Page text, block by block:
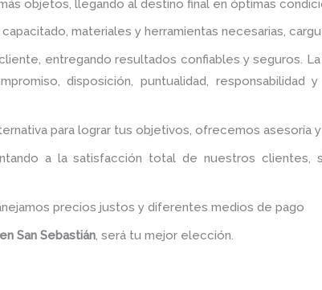
objetos, llegando al destino final en óptimas
materiales y herramientas necesarias,
entregando resultados confiables y seguros.
disposición, puntualidad, responsabilidad
para lograr tus objetivos, ofrecemos asesoría
a la satisfacción total de nuestros clientes,
precios justos y diferentes medios de pago
en San Sebastián , será tu mejor elección.